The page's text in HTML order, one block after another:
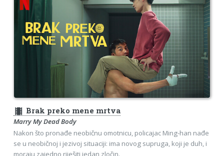
theaters Brak preko mene mrtva
Marry My Dead Body
Nakon što pronađe neobičnu omotnicu, policajac Ming-han nađe
se u neobičnoj i jezivoj situaciji: ima novog supruga, koji je duh, i
moraju zajedno riješiti jedan zločin.